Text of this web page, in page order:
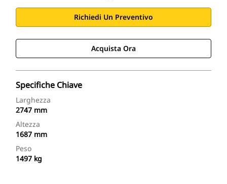
Richiedi Un Preventivo
Acquista Ora
Specifiche Chiave
Larghezza
2747 mm
Altezza
1687 mm
Peso
1497 kg